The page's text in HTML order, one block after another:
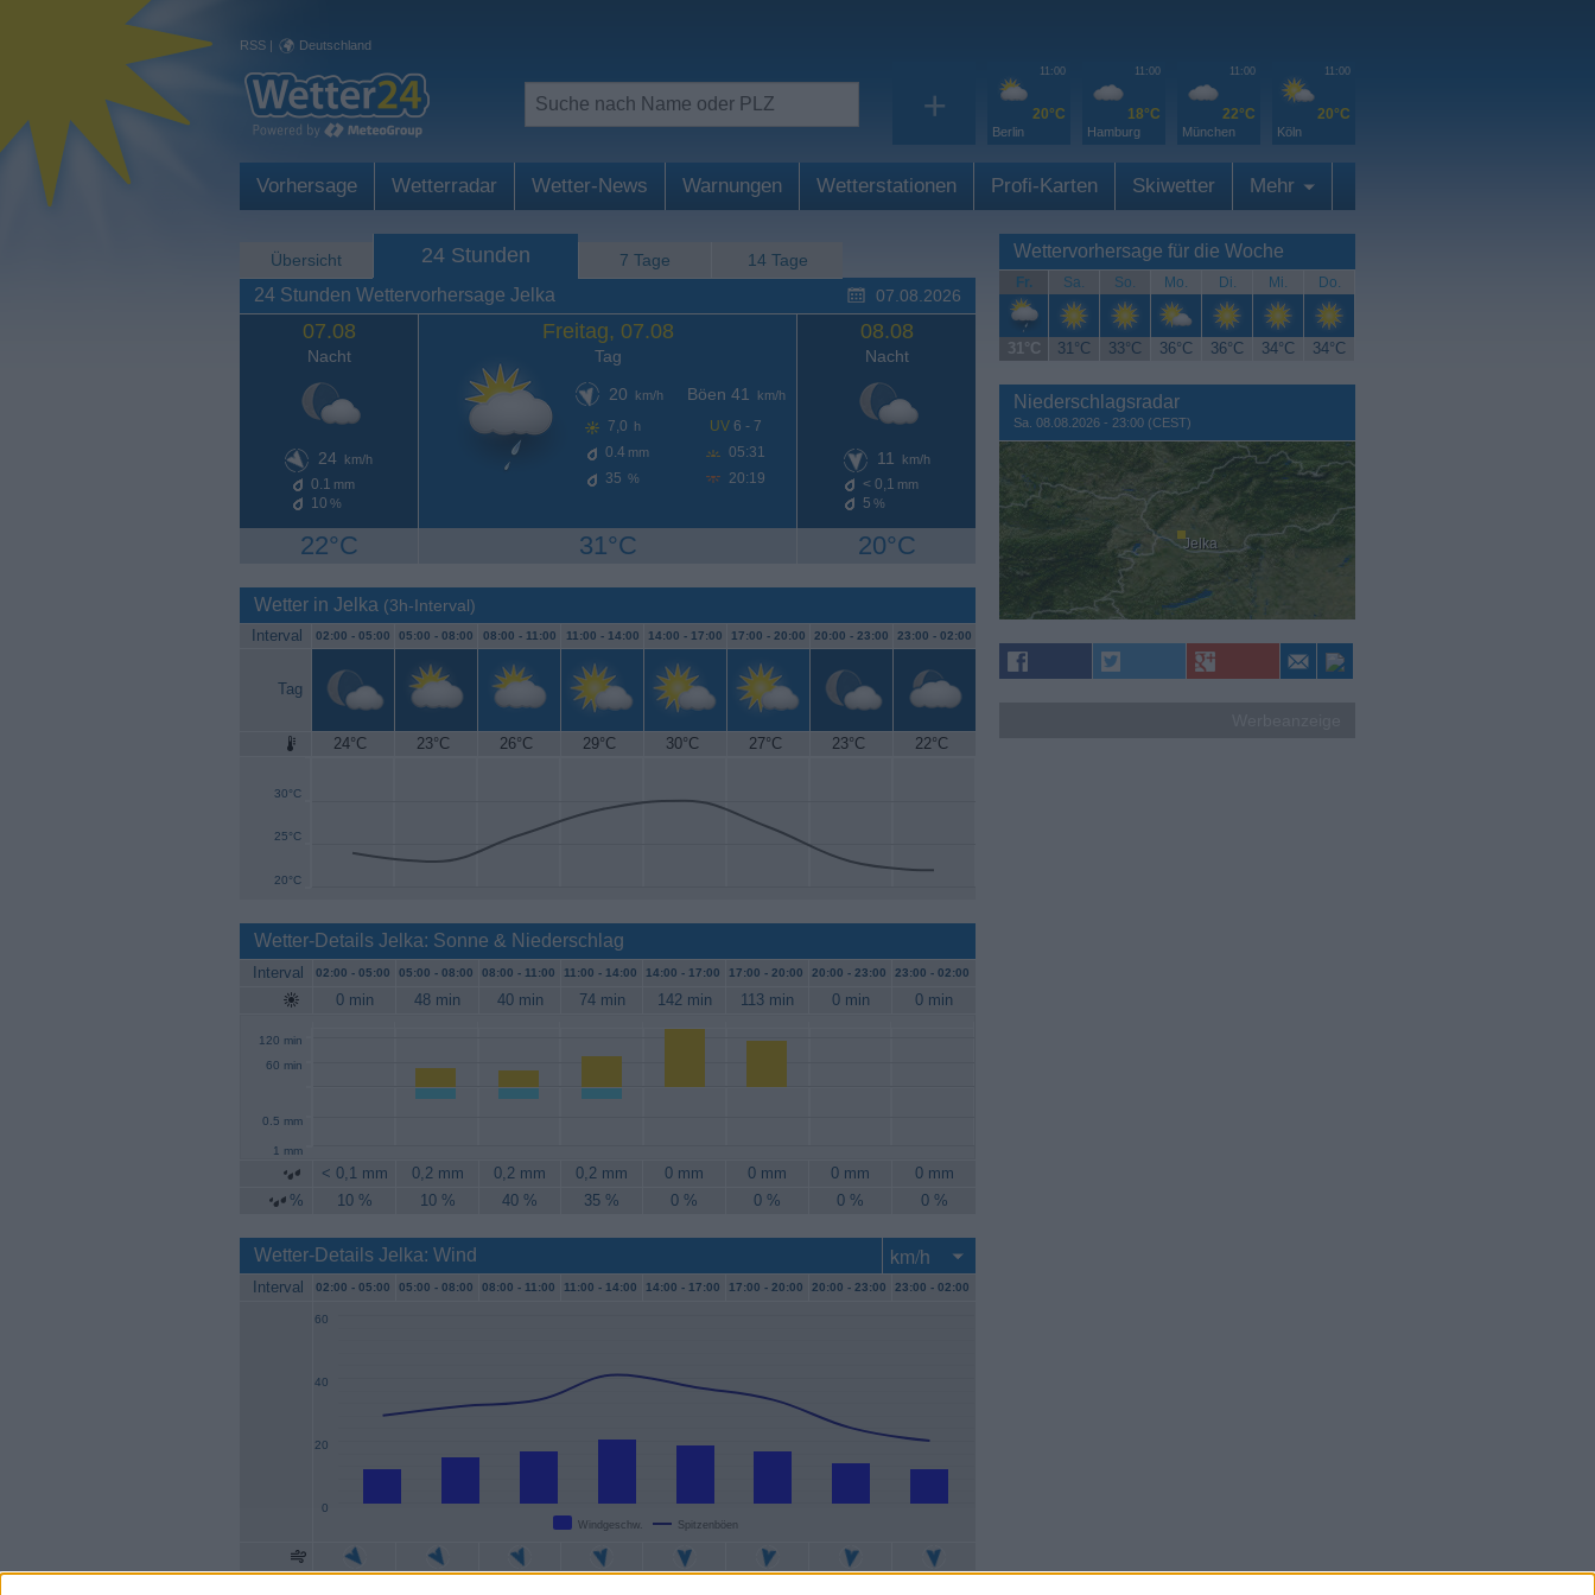
RSS | Deutschland
+
11:00
20°C
Berlin
11:00
18°C
Hamburg
11:00
22°C
München
11:00
20°C
Köln
Vorhersage Wetterradar Wetter-News Warnungen Wetterstationen Profi-Karten Skiwetter Mehr
Übersicht 24 Stunden 7 Tage 14 Tage
24 Stunden Wettervorhersage Jelka 07.08.2026
07.08
Nacht
24 km/h
0.1 mm
10 %
22°C
Freitag, 07.08
Tag
20
km/h
7,0 h
0.4 mm
35 %
Böen 41 km/h
UV 6 - 7
05:31
20:19
31°C
08.08
Nacht
11 km/h
< 0,1 mm
5 %
20°C
Wetter in Jelka (3h-Interval)
Interval 02:00 - 05:00 05:00 - 08:00 08:00 - 11:00 11:00 - 14:00 14:00 - 17:00 17:00 - 20:00 20:00 - 23:00 23:00 - 02:00
Tag
24°C 23°C 26°C 29°C 30°C 27°C 23°C 22°C
20°C
25°C
30°C
35°C
Wetter-Details Jelka: Sonne & Niederschlag
Interval 02:00 - 05:00 05:00 - 08:00 08:00 - 11:00 11:00 - 14:00 14:00 - 17:00 17:00 - 20:00 20:00 - 23:00 23:00 - 02:00
0 min 48 min 40 min 74 min 142 min 113 min 0 min 0 min
60 min
120 min
0.5 mm
1 mm
< 0,1 mm 0,2 mm 0,2 mm 0,2 mm 0 mm 0 mm 0 mm
0 mm
%
10 % 10 % 40 % 35 % 0 % 0 % 0 % 0 %
Wetter-Details Jelka: Wind
Interval 02:00 - 05:00 05:00 - 08:00 08:00 - 11:00 11:00 - 14:00 14:00 - 17:00 17:00 - 20:00 20:00 - 23:00 23:00 - 02:00
Windgeschw. Spitzenböen
0
20
40
60
Wettervorhersage für die Woche
Fr. Sa. So. Mo. Di. Mi. Do.
31°C 31°C 33°C 36°C 36°C 34°C 34°C
Niederschlagsradar
Sa. 08.08.2026 - 23:00 (CEST)
Jelka